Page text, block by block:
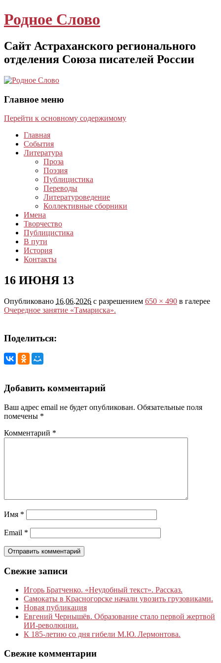
Родное Слово
Сайт Астраханского регионального
отделения Союза писателей России
Главное меню
Перейти к основному содержимому
Главная
События
Литература
Проза
Поэзия
Публицистика
Переводы
Литературоведение
Коллективные сборники
Имена
Творчество
Публицистика
В пути
История
Контакты
16 ИЮНЯ 13
Опубликовано 16.06.2026 с разрешением 650 × 490 в галерее
Очередное занятие «Тамариска».
Поделиться:
Добавить комментарий
Ваш адрес email не будет опубликован. Обязательные поля
помечены *
Комментарий *
Имя *
Email *
Свежие записи
Игорь Братченко. «Неудобный текст». Рассказ.
Самокаты в Красногорске начали увозить грузовиками.
Новая публикация
Евгений Чернышёв. Образование стало первой жертвой
ИИ-революции.
К 185‑летию со дня гибели М.Ю. Лермонтова.
Свежие комментарии